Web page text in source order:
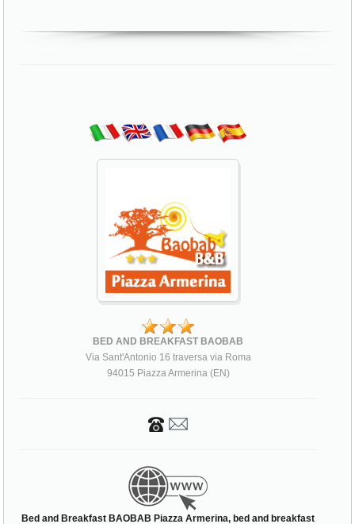
BED AND BREAKFAST BAOBAB
Via Sant'Antonio 16 traversa via Roma
94015 Piazza Armerina (EN)
Bed and Breakfast BAOBAB Piazza Armerina, bed and breakfast